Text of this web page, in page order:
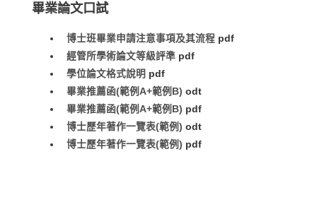
畢業論文口試
博士班畢業申請注意事項及其流程 pdf
經管所學術論文等級評準 pdf
學位論文格式說明 pdf
畢業推薦函(範例A+範例B) odt
畢業推薦函(範例A+範例B) pdf
博士歷年著作一覽表(範例) odt
博士歷年著作一覽表(範例) pdf